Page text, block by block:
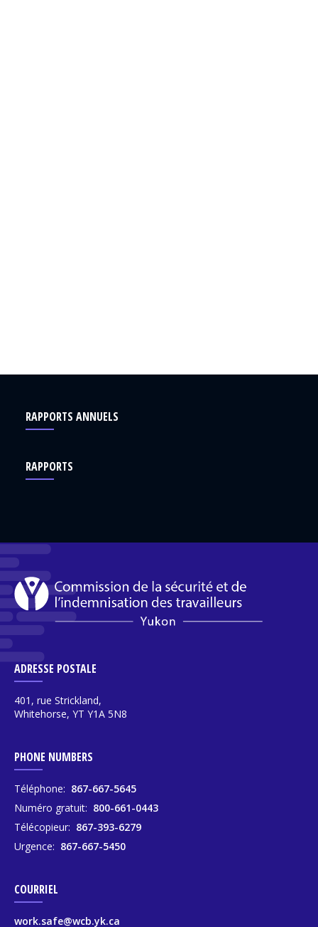
ADRESSE POSTALE
401, rue Strickland,
Whitehorse, YT Y1A 5N8
PHONE NUMBERS
Téléphone: 867-667-5645
Numéro gratuit: 800-661-0443
Télécopieur: 867-393-6279
Urgence: 867-667-5450
COURRIEL
work.safe@wcb.yk.ca
RAPPORTS ANNUELS
RAPPORTS